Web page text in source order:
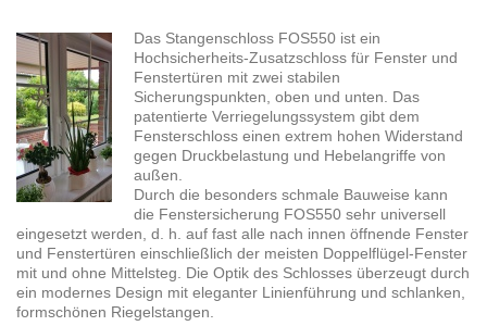
Das Stangenschloss FOS550 ist ein
Hochsicherheits-Zusatzschloss für Fenster und
Fenstertüren mit zwei stabilen
Sicherungspunkten, oben und unten. Das
patentierte Verriegelungssystem gibt dem
Fensterschloss einen extrem hohen Widerstand
gegen Druckbelastung und Hebelangriffe von
außen.
Durch die besonders schmale Bauweise kann
die Fenstersicherung FOS550 sehr universell
eingesetzt werden, d. h. auf fast alle nach innen öffnende Fenster
und Fenstertüren einschließlich der meisten Doppelflügel-Fenster
mit und ohne Mittelsteg. Die Optik des Schlosses überzeugt durch
ein modernes Design mit eleganter Linienführung und schlanken,
formschönen Riegelstangen.